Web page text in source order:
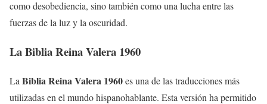
como desobediencia, sino también como una lucha entre las
fuerzas de la luz y la oscuridad.
LaBiblia Reina Valera 1960
La Biblia Reina Valera 1960es una de las traducciones más
utilizadas en el mundo hispanohablante. Esta versión ha permitido